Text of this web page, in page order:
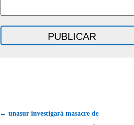
← unasur investigará masacre de